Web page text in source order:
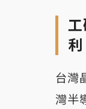
利
台灣
灣半